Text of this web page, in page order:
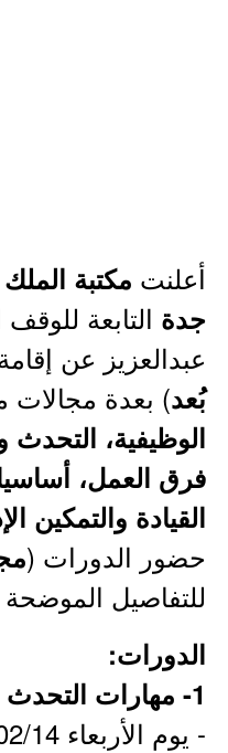
أعلنت مكتبة
جدة التابعة
عبدالعزيز عن إقامة 11 دورة
بُعد) بعدة مجالات
الوظيفية، التحدث
فرق العمل،
القيادة والتمكين
حضور الدورات (
للتفاصيل الموضحة
الدورات:
1- مهارات التحدث والإلقاء الفعال:
- يوم الأربعاء 2024/02/14م.